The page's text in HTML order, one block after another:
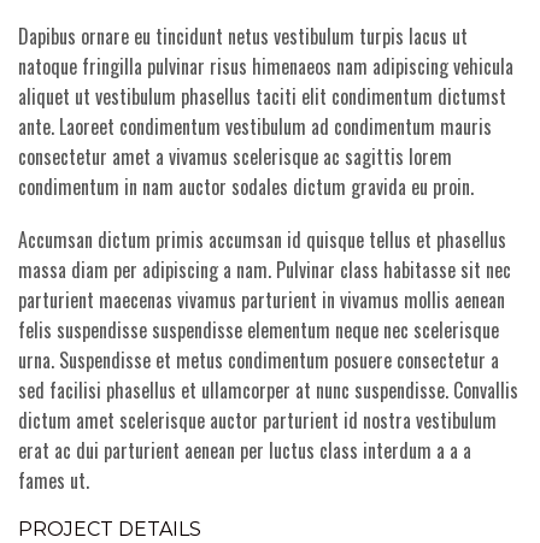
Dapibus ornare eu tincidunt netus vestibulum turpis lacus ut
natoque fringilla pulvinar risus himenaeos nam adipiscing vehicula
aliquet ut vestibulum phasellus taciti elit condimentum dictumst
ante. Laoreet condimentum vestibulum ad condimentum mauris
consectetur amet a vivamus scelerisque ac sagittis lorem
condimentum in nam auctor sodales dictum gravida eu proin.
Accumsan dictum primis accumsan id quisque tellus et phasellus
massa diam per adipiscing a nam. Pulvinar class habitasse sit nec
parturient maecenas vivamus parturient in vivamus mollis aenean
felis suspendisse suspendisse elementum neque nec scelerisque
urna. Suspendisse et metus condimentum posuere consectetur a
sed facilisi phasellus et ullamcorper at nunc suspendisse. Convallis
dictum amet scelerisque auctor parturient id nostra vestibulum
erat ac dui parturient aenean per luctus class interdum a a a
fames ut.
PROJECT DETAILS